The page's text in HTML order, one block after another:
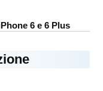
6 e 6 Plus